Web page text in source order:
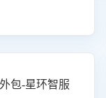
包-星环智服